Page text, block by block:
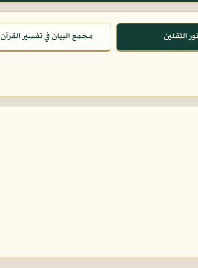
نور الثقلين مجمع البيان في تفسير القرآن